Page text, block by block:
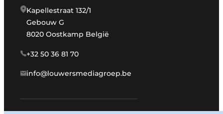
Kapellestraat 132/1
Gebouw G
8020 Oostkamp België
+32 50 36 81 70
info@louwersmediagroep.be